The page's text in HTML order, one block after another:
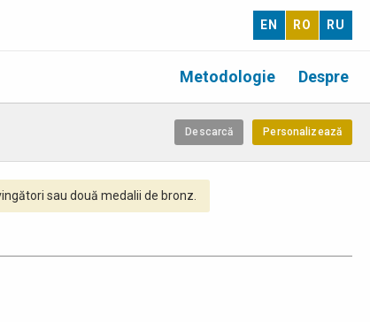
EN RO RU
Despre
Metodologie
Personalizează
Descarcă
sau două medalii de bronz.